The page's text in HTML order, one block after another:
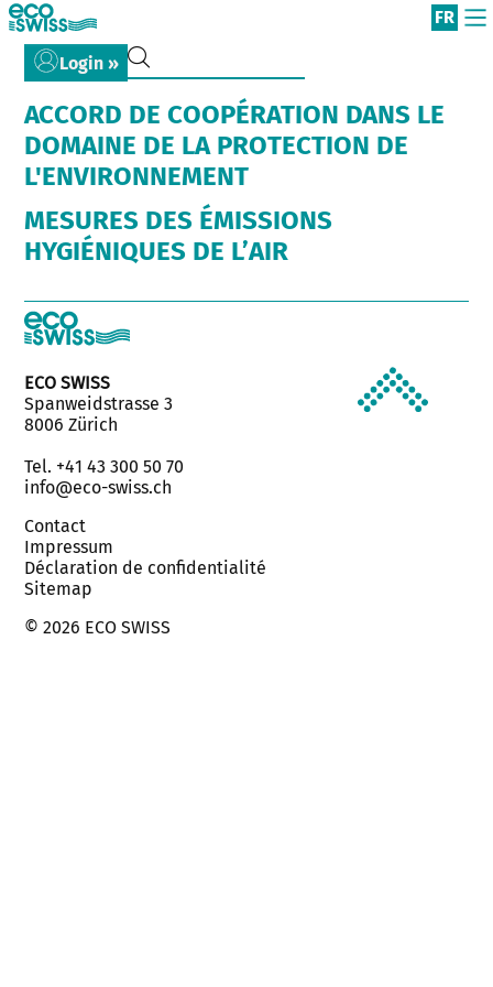
FR
ACCORD DE COOPÉRATION DANS LE
DOMAINE DE LA PROTECTION DE
L'ENVIRONNEMENT
MESURES DES ÉMISSIONS
HYGIÉNIQUES DE L’AIR
Login »
ECO SWISS
Spanweidstrasse 3
8006 Zürich
Tel. +41 43 300 50 70
info@eco-swiss.ch
Contact
Impressum
Déclaration de confidentialité
Sitemap
© 2026 ECO SWISS